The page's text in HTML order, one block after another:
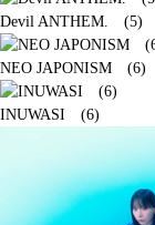
Devil ANTHEM. (5)
NEO JAPONISM (6)
INUWASI (6)